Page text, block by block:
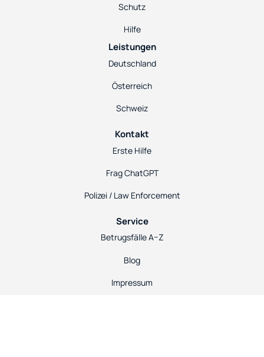
Schutz
Hilfe
Leistungen
Deutschland
Österreich
Schweiz
Kontakt
Erste Hilfe
Frag ChatGPT
Polizei / Law Enforcement
Service
Betrugsfälle A–Z
Blog
Impressum